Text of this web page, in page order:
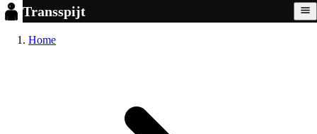
Transspijt
Home